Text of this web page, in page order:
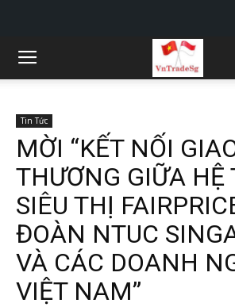
Tin Tức
MỜI “KẾT NỐI
THƯƠNG GIỮA HỆ
SIÊU THỊ
ĐOÀN NTUC
VÀ CÁC DOANH
VIỆT NAM”